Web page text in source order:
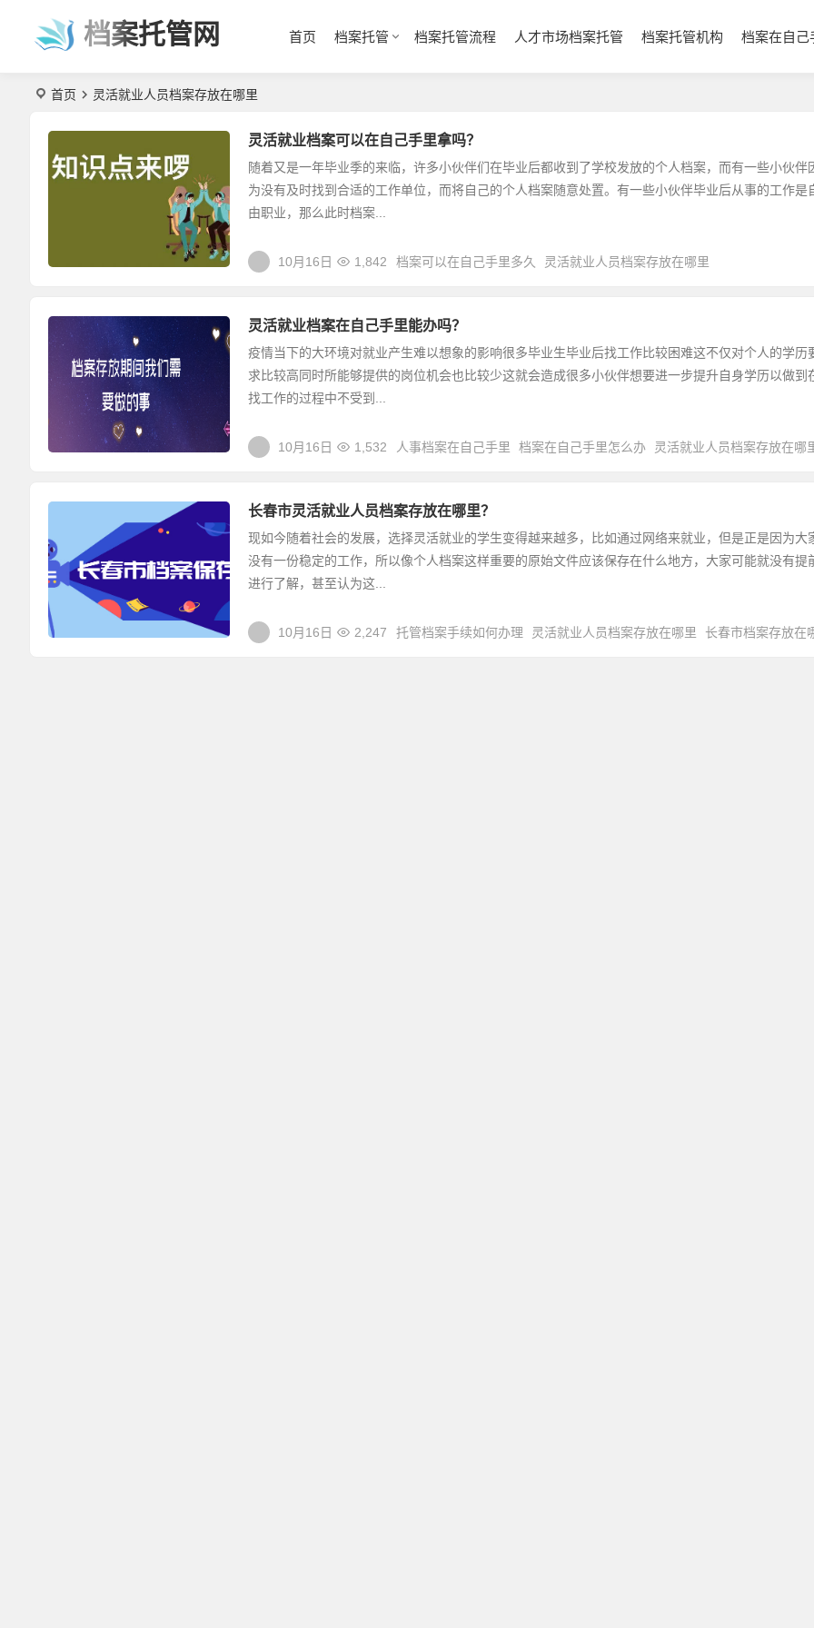
档案托管网 首页 档案托管 档案托管流程 人才市场档案托管 档案托管机构 档案在自己
首页 灵活就业人员档案存放在哪里
灵活就业档案可以在自己手里拿吗？
随着又是一年毕业季的来临，许多小伙伴们在毕业后都收到了学校发放的个人档案，而有一些小伙伴
为没有及时找到合适的工作单位，而将自己的个人档案随意处置。有一些小伙伴毕业后从事的工作是
由职业，那么此时档案...
10月16日 1,842 档案可以在自己手里多久 灵活就业人员档案存放在哪里
灵活就业档案在自己手里能办吗？
疫情当下的大环境对就业产生难以想象的影响很多毕业生毕业后找工作比较困难这不仅对个人的学历
求比较高同时所能够提供的岗位机会也比较少这就会造成很多小伙伴想要进一步提升自身学历以做到
找工作的过程中不受到...
10月16日 1,532 人事档案在自己手里 档案在自己手里怎么办 灵活就业人员档案存放在哪
长春市灵活就业人员档案存放在哪里？
现如今随着社会的发展，选择灵活就业的学生变得越来越多，比如通过网络来就业，但是正是因为大
没有一份稳定的工作，所以像个人档案这样重要的原始文件应该保存在什么地方，大家可能就没有提
进行了解，甚至认为这...
10月16日 2,247 托管档案手续如何办理 灵活就业人员档案存放在哪里 长春市档案存放在